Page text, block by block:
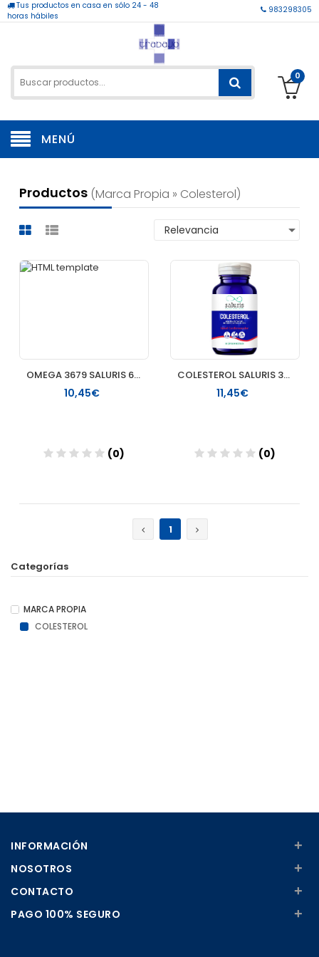
Tus productos en casa en sólo 24 - 48
horas hábiles
983298305
0
MENÚ
Productos (marca Propia » Colesterol)
OMEGA 3679 SALURIS 60 PERLAS
10,45€
(0)
COLESTEROL SALURIS 30 CAPSULAS
11,45€
(0)
1
Categorías
MARCA PROPIA
COLESTEROL
INFORMACIÓN +
NOSOTROS +
CONTACTO +
PAGO 100% SEGURO +